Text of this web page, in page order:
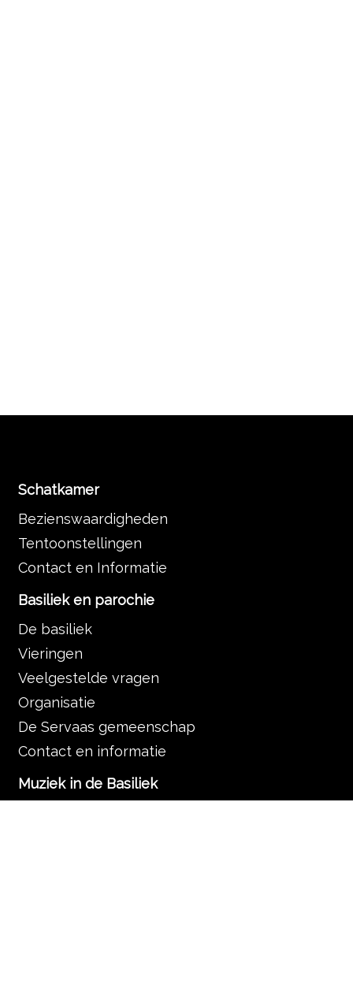
Schatkamer
Bezienswaardigheden
Tentoonstellingen
Contact en Informatie
Basiliek en parochie
De basiliek
Vieringen
Veelgestelde vragen
Organisatie
De Servaas gemeenschap
Contact en informatie
Muziek in de Basiliek